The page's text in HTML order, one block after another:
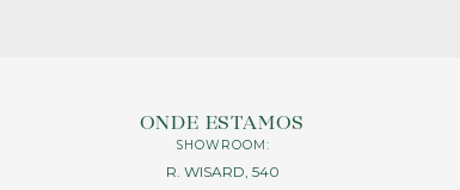
ONDE ESTAMOS
SHOWROOM:
R. WISARD, 540